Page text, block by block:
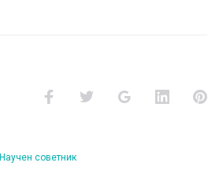
FacebookTwitter Google+
Научен советник